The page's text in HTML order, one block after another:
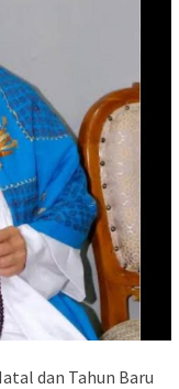
dan Tahun Baru